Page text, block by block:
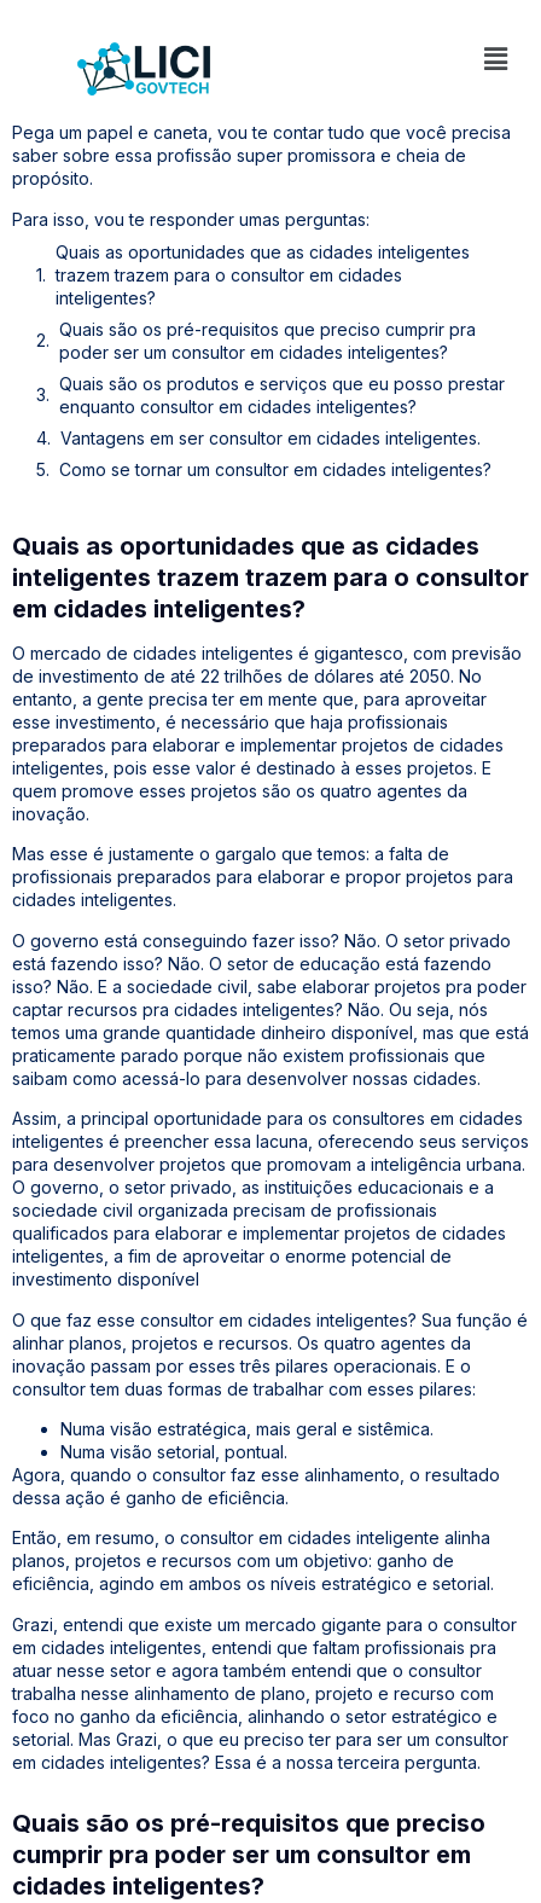
Pega um papel e caneta, vou te contar tudo que você precisa
saber sobre essa profissão super promissora e cheia de
propósito.
Para isso, vou te responder umas perguntas:
Quais as oportunidades que as cidades inteligentes
trazem trazem para o consultor em cidades
inteligentes?
Quais são os pré-requisitos que preciso cumprir pra
poder ser um consultor em cidades inteligentes?
Quais são os produtos e serviços que eu posso prestar
enquanto consultor em cidades inteligentes?
Vantagens em ser consultor em cidades inteligentes.
Como se tornar um consultor em cidades inteligentes?
Quais as oportunidades que as cidades
inteligentes trazem trazem para o consultor
em cidades inteligentes?
O mercado de cidades inteligentes é gigantesco, com previsão
de investimento de até 22 trilhões de dólares até 2050. No
entanto, a gente precisa ter em mente que, para aproveitar
esse investimento, é necessário que haja profissionais
preparados para elaborar e implementar projetos de cidades
inteligentes, pois esse valor é destinado à esses projetos. E
quem promove esses projetos são os quatro agentes da
inovação.
Mas esse é justamente o gargalo que temos: a falta de
profissionais preparados para elaborar e propor projetos para
cidades inteligentes.
O governo está conseguindo fazer isso? Não. O setor privado
está fazendo isso? Não. O setor de educação está fazendo
isso? Não. E a sociedade civil, sabe elaborar projetos pra poder
captar recursos pra cidades inteligentes? Não. Ou seja, nós
temos uma grande quantidade dinheiro disponível, mas que está
praticamente parado porque não existem profissionais que
saibam como acessá-lo para desenvolver nossas cidades.
Assim, a principal oportunidade para os consultores em cidades
inteligentes é preencher essa lacuna, oferecendo seus serviços
para desenvolver projetos que promovam a inteligência urbana.
O governo, o setor privado, as instituições educacionais e a
sociedade civil organizada precisam de profissionais
qualificados para elaborar e implementar projetos de cidades
inteligentes, a fim de aproveitar o enorme potencial de
investimento disponível
O que faz esse consultor em cidades inteligentes? Sua função é
alinhar planos, projetos e recursos. Os quatro agentes da
inovação passam por esses três pilares operacionais. E o
consultor tem duas formas de trabalhar com esses pilares:
Numa visão estratégica, mais geral e sistêmica.
Numa visão setorial, pontual.
Agora, quando o consultor faz esse alinhamento, o resultado
dessa ação é ganho de eficiência.
Então, em resumo, o consultor em cidades inteligente alinha
planos, projetos e recursos com um objetivo: ganho de
eficiência, agindo em ambos os níveis estratégico e setorial.
Grazi, entendi que existe um mercado gigante para o consultor
em cidades inteligentes, entendi que faltam profissionais pra
atuar nesse setor e agora também entendi que o consultor
trabalha nesse alinhamento de plano, projeto e recurso com
foco no ganho da eficiência, alinhando o setor estratégico e
setorial. Mas Grazi, o que eu preciso ter para ser um consultor
em cidades inteligentes? Essa é a nossa terceira pergunta.
Quais são os pré-requisitos que preciso
cumprir pra poder ser um consultor em
cidades inteligentes?